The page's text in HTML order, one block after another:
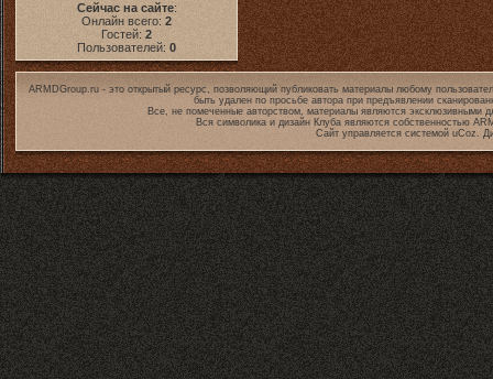
Сейчас на сайте:
Онлайн всего: 2
Гостей: 2
Пользователей: 0
ARMDGroup.ru - это открытый ресурс, позволяющий публиковать материалы любому
быть удален по просьбе автора при предъявлении
Все, не помеченные авторством, материалы являются эксклюзивными
Вся символика и дизайн Клуба являются собственностью
Сайт управляется системой uCoz.